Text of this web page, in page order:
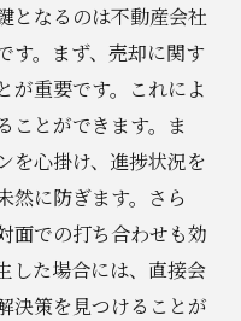
となるのは不動産会社
す。まず、売却に関す
が重要です。これによ
ことができます。ま
を心掛け、進捗状況を
然に防ぎます。さら
面での打ち合わせも効
した場合には、直接会
決策を見つけることが